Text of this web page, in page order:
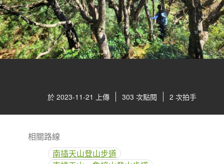
於 2023-11-21 上傳 303 次點閱 2 次拍手
相關路線
南插天山登山步道